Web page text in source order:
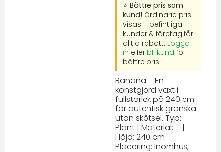
⭐ Bättre pris som
kund! Ordinarie pris
visas – befintliga
kunder & företag får
alltid rabatt. Logga
in eller bli kund för
bättre pris.
Banana – En
konstgjord växt i
fullstorlek på 240 cm
för autentisk grönska
utan skötsel. Typ:
Plant | Material: – |
Höjd: 240 cm
Placering: Inomhus,